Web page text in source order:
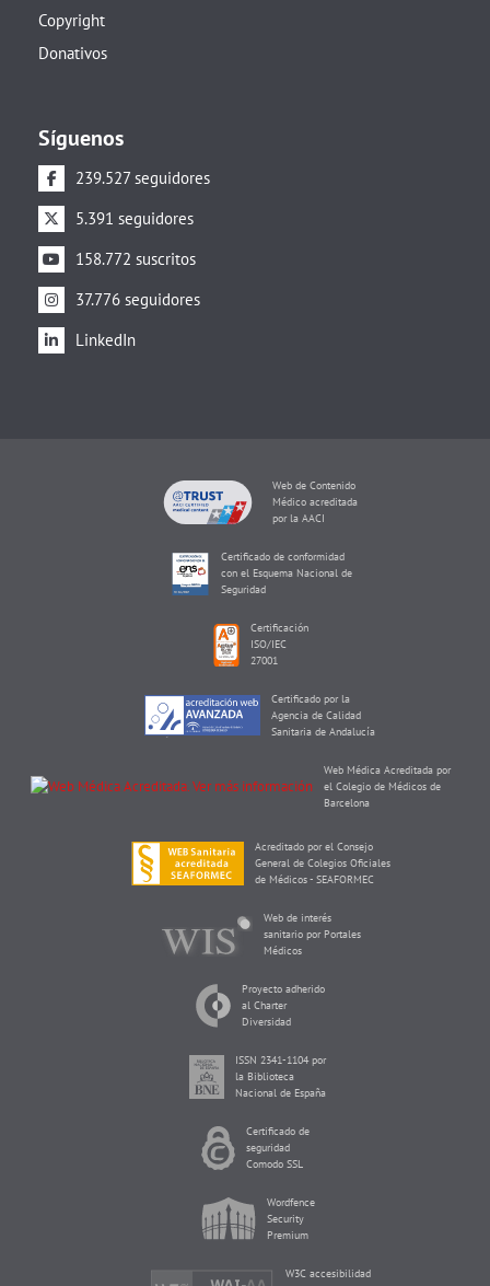
Copyright
Donativos
Síguenos
239.527 seguidores
5.391 seguidores
158.772 suscritos
37.776 seguidores
LinkedIn
Web de Contenido
Médico acreditada
por la AACI
Certificado de conformidad
con el Esquema Nacional de
Seguridad
Certificación
ISO/IEC
27001
Certificado por la
Agencia de Calidad
Sanitaria de Andalucía
Web Médica Acreditada por
el Colegio de Médicos de
Barcelona
Acreditado por el Consejo
General de Colegios Oficiales
de Médicos - SEAFORMEC
Web de interés
sanitario por Portales
Médicos
Proyecto adherido
al Charter
Diversidad
ISSN 2341-1104 por
la Biblioteca
Nacional de España
Certificado de
seguridad
Comodo SSL
Wordfence
Security
Premium
W3C accesibilidad